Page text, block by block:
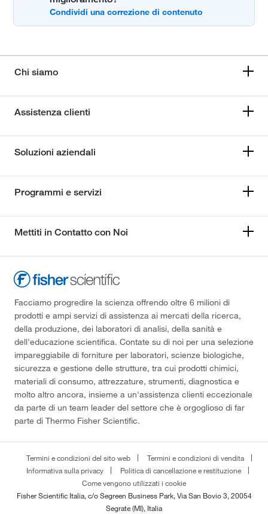
Chi siamo
Assistenza clienti
Soluzioni aziendali
Programmi e servizi
Mettiti in Contatto con Noi
Facciamo progredire la scienza offrendo oltre 6 milioni di
prodotti e ampi servizi di assistenza ai mercati della ricerca,
della produzione, dei laboratori di analisi, della sanità e
dell'educazione scientifica. Contate su di noi per una selezione
impareggiabile di forniture per laboratori, scienze biologiche,
sicurezza e gestione delle strutture, tra cui prodotti chimici,
materiali di consumo, attrezzature, strumenti, diagnostica e
molto altro ancora, insieme a un'assistenza clienti eccezionale
da parte di un team leader del settore che è orgoglioso di far
parte di Thermo Fisher Scientific.
Termini e condizioni del sito web
Termini e condizioni di vendita
Informativa sulla privacy
Politica di cancellazione e restituzione
Come vengono utilizzati i cookie
Fisher Scientific Italia, c/o Segreen Business Park, Via San Bovio 3, 20054
Segrate (MI), Italia